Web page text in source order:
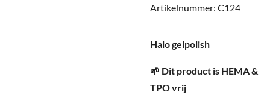
Artikelnummer: C124
Halo gelpolish
🌱 Dit product is HEMA &
TPO vrij